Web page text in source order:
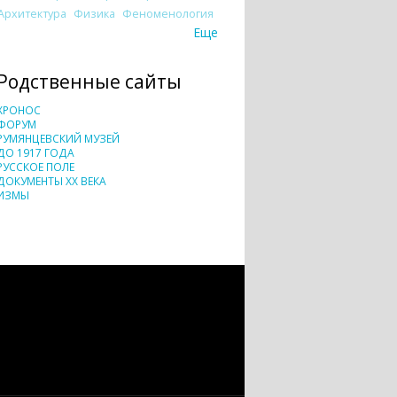
Физика Феноменология
Еще
сайты
МУЗЕЙ
1917 ГОДА
ПОЛЕ
XX ВЕКА